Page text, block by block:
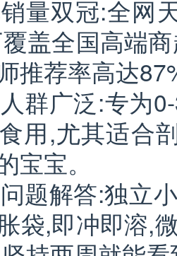
量双冠:全网
盖全国高端
推荐率高达
群广泛:专为
用,尤其适合
宝宝。
题解答:独立
袋,即冲即溶,